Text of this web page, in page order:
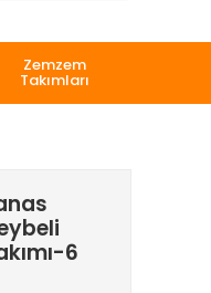
Zemzem
Takımları
6